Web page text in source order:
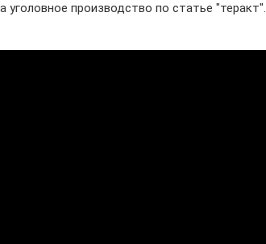
производство по статье "теракт".